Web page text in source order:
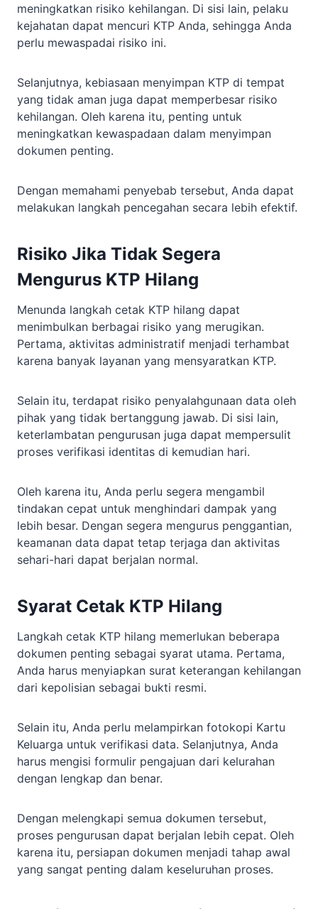
meningkatkan risiko kehilangan. Di sisi lain, pelaku
kejahatan dapat mencuri KTP Anda, sehingga Anda
perlu mewaspadai risiko ini.
Selanjutnya, kebiasaan menyimpan KTP di tempat
yang tidak aman juga dapat memperbesar risiko
kehilangan. Oleh karena itu, penting untuk
meningkatkan kewaspadaan dalam menyimpan
dokumen penting.
Dengan memahami penyebab tersebut, Anda dapat
melakukan langkah pencegahan secara lebih efektif.
Risiko Jika Tidak Segera
Mengurus KTP Hilang
Menunda langkah cetak KTP hilang dapat
menimbulkan berbagai risiko yang merugikan.
Pertama, aktivitas administratif menjadi terhambat
karena banyak layanan yang mensyaratkan KTP.
Selain itu, terdapat risiko penyalahgunaan data oleh
pihak yang tidak bertanggung jawab. Di sisi lain,
keterlambatan pengurusan juga dapat mempersulit
proses verifikasi identitas di kemudian hari.
Oleh karena itu, Anda perlu segera mengambil
tindakan cepat untuk menghindari dampak yang
lebih besar. Dengan segera mengurus penggantian,
keamanan data dapat tetap terjaga dan aktivitas
sehari-hari dapat berjalan normal.
Syarat Cetak KTP Hilang
Langkah cetak KTP hilang memerlukan beberapa
dokumen penting sebagai syarat utama. Pertama,
Anda harus menyiapkan surat keterangan kehilangan
dari kepolisian sebagai bukti resmi.
Selain itu, Anda perlu melampirkan fotokopi Kartu
Keluarga untuk verifikasi data. Selanjutnya, Anda
harus mengisi formulir pengajuan dari kelurahan
dengan lengkap dan benar.
Dengan melengkapi semua dokumen tersebut,
proses pengurusan dapat berjalan lebih cepat. Oleh
karena itu, persiapan dokumen menjadi tahap awal
yang sangat penting dalam keseluruhan proses.